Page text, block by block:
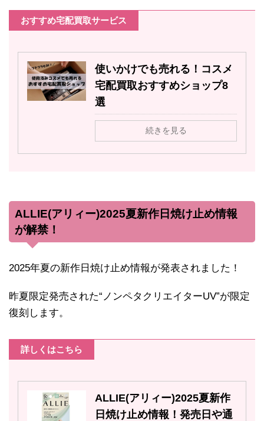
おすすめ宅配買取サービス
使いかけでも売れる！コスメ
宅配買取おすすめショップ8
選
続きを見る
ALLIE(アリィー)2025夏新作日焼け止め情報
が解禁！
2025年夏の新作日焼け止め情報が発表されました！
昨夏限定発売された“ノンペタクリエイターUV”が限定
復刻します。
詳しくはこちら
ALLIE(アリィー)2025夏新作
日焼け止め情報！発売日や通